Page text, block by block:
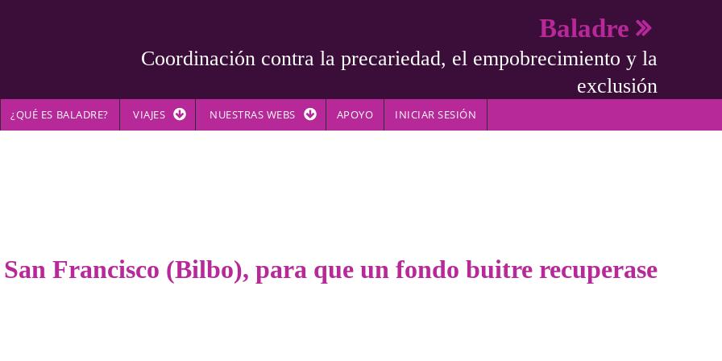
Baladre
Coordinación contra la precariedad, el empobrecimiento y la
exclusión
¿QUÉ ES BALADRE? VIAJES NUESTRAS WEBS APOYO INICIAR SESIÓN
San Francisco (Bilbo), para que un fondo buitre recuperase